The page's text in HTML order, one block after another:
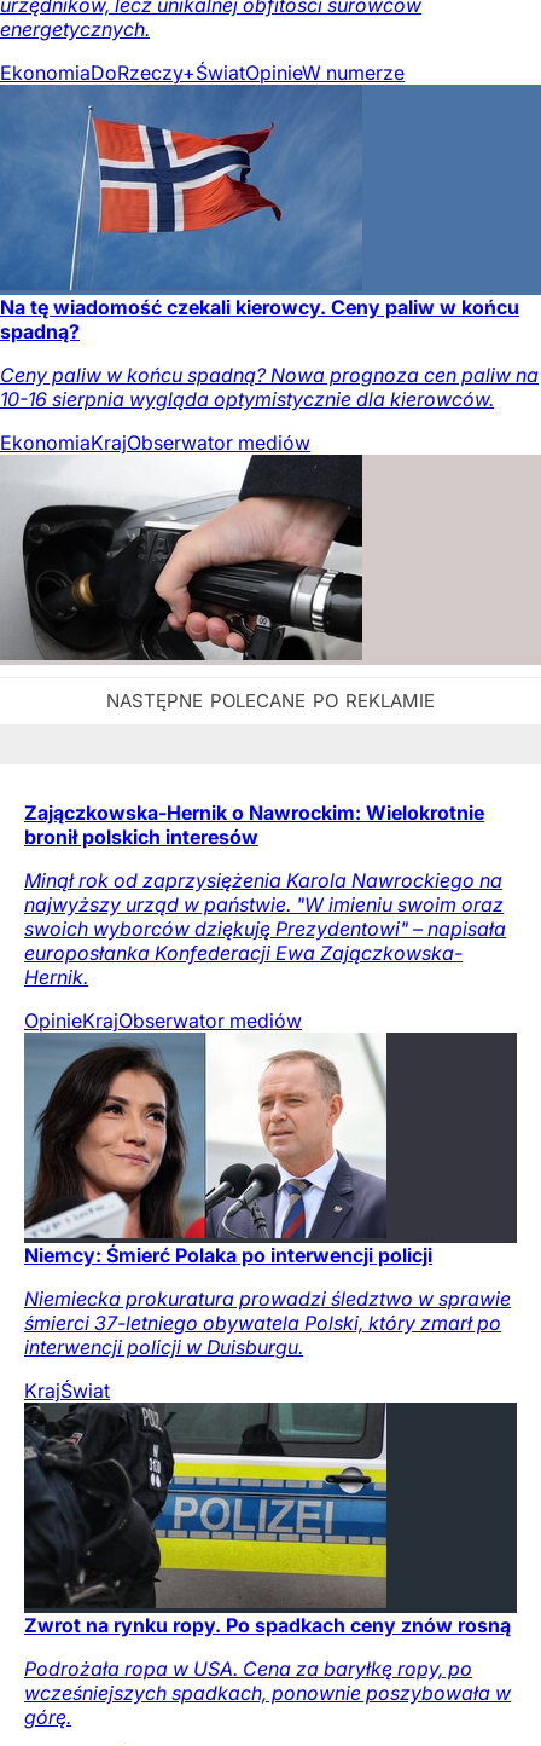
energetycznych.
EkonomiaDoRzeczy+ŚwiatOpinieW numerze
Na tę wiadomość czekali kierowcy. Ceny paliw w końcu
spadną?
Ceny paliw w końcu spadną? Nowa prognoza cen paliw na
10-16 sierpnia wygląda optymistycznie dla kierowców.
EkonomiaKrajObserwator mediów
Zajączkowska-Hernik o Nawrockim: Wielokrotnie
bronił polskich interesów
Minął rok od zaprzysiężenia Karola Nawrockiego na
najwyższy urząd w państwie. "W imieniu swoim oraz
swoich wyborców dziękuję Prezydentowi" – napisała
europosłanka Konfederacji Ewa Zajączkowska-
Hernik.
OpinieKrajObserwator mediów
Niemcy: Śmierć Polaka po interwencji policji
Niemiecka prokuratura prowadzi śledztwo w sprawie
śmierci 37-letniego obywatela Polski, który zmarł po
interwencji policji w Duisburgu.
KrajŚwiat
Zwrot na rynku ropy. Po spadkach ceny znów rosną
Podrożała ropa w USA. Cena za baryłkę ropy, po
wcześniejszych spadkach, ponownie poszybowała w
górę.